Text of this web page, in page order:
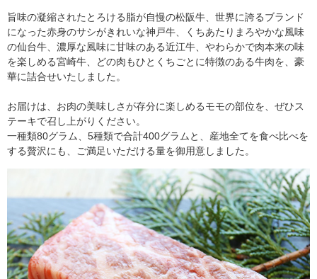
旨味の凝縮されたとろける脂が自慢の松阪牛、世界に誇るブランド
になった赤身のサシがきれいな神戸牛、くちあたりまろやかな風味
の仙台牛、濃厚な風味に甘味のある近江牛、やわらかで肉本来の味
を楽しめる宮崎牛、どの肉もひとくちごとに特徴のある牛肉を、豪
華に詰合せいたしました。
お届けは、お肉の美味しさが存分に楽しめるモモの部位を、ぜひス
テーキで召し上がりください。
一種類80グラム、5種類で合計400グラムと、産地全てを食べ比べを
する贅沢にも、ご満足いただける量を御用意しました。